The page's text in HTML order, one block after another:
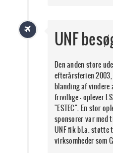
UNF
Den anden store
efterårsferien
blanding af vindere
frivillige - oplever
"ESTEC". En stor
sponsorer var med
UNF fik bl.a. støtte
virksomheder som